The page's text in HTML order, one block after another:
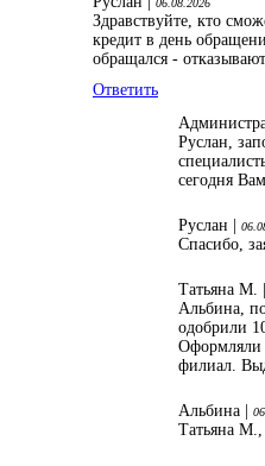
06.08.2026
Здравствуйте, кто
кредит в день
обращался -
Ответить
Руслан,
сегодня
Руслан |
Спасибо,
Татьяна М. |
Альбина,
одобрили
Оформляли
филиал.
Альбина |
Татьяна